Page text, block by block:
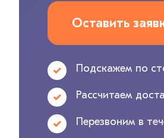
Оставить
Подскажем по
Рассчитаем
Перезвоним в